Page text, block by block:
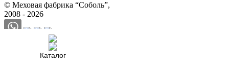
© Меховая фабрика “Соболь”,
2008 - 2026
Политика конфиденциальности
персональных данных
Каталог